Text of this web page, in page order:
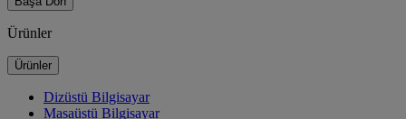
Ürünler
Ürünler
Dizüstü Bilgisayar
Masaüstü Bilgisayar